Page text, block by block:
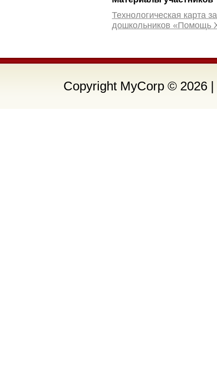
Технологическая карта
дошкольников «Помощь
Copyright MyCorp © 2026 |